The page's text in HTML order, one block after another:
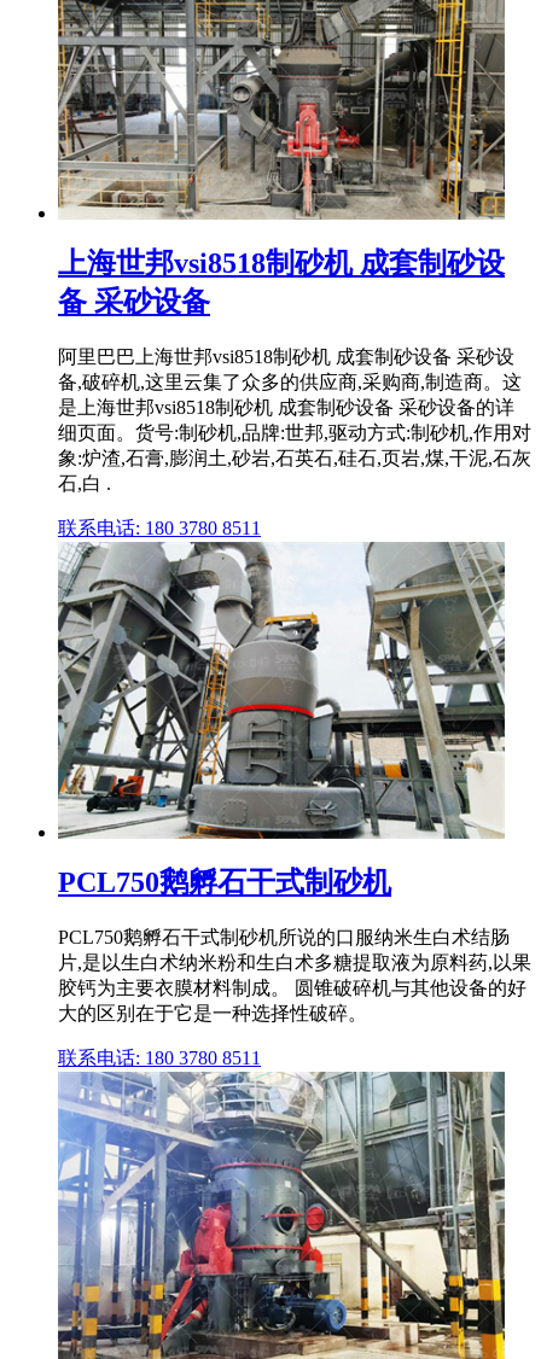
上海世邦vsi8518制砂机 成套制砂设
备 采砂设备
阿里巴巴上海世邦vsi8518制砂机 成套制砂设备 采砂设
备,破碎机,这里云集了众多的供应商,采购商,制造商。这
是上海世邦vsi8518制砂机 成套制砂设备 采砂设备的详
细页面。货号:制砂机,品牌:世邦,驱动方式:制砂机,作用对
象:炉渣,石膏,膨润土,砂岩,石英石,硅石,页岩,煤,干泥,石灰
石,白 .
联系电话: 180 3780 8511
PCL750鹅孵石干式制砂机
PCL750鹅孵石干式制砂机所说的口服纳米生白术结肠
片,是以生白术纳米粉和生白术多糖提取液为原料药,以果
胶钙为主要衣膜材料制成。 圆锥破碎机与其他设备的好
大的区别在于它是一种选择性破碎。
联系电话: 180 3780 8511